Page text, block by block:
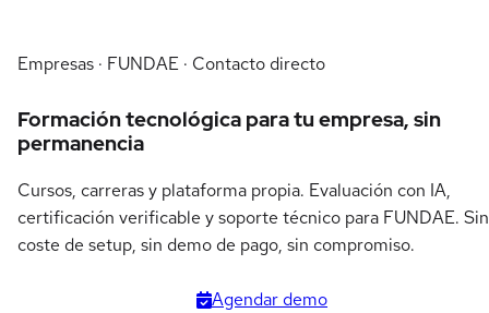
Empresas · FUNDAE · Contacto directo
Formación tecnológica para tu empresa, sin
permanencia
Cursos, carreras y plataforma propia. Evaluación con IA,
certificación verificable y soporte técnico para FUNDAE. Sin
coste de setup, sin demo de pago, sin compromiso.
Agendar demo